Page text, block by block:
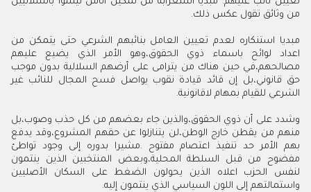
من وثائق تقول عكس ذلك.
مبديا استنكاره لعدم تعيين العامل بنائبهم الشرعي حتى يتمكن من
اعداد لوائح باسماء ذوي الحقوق،وهو الأمر الذي يضيع عليهم
مصالحهم،في حين هناك من يترامى على أرضهم السلالية بدون موجب
حق قانوني،بل إن قائد قيادة نقوب يواصل فسح المجال للنائب غير
الشرعي للقيام بمهام لاقانونية.
وشدد على أن ذوي الحقوق،والذين جاء بعضهم من كل حذب وصوب،بل
منهم من يقطن خارج الوطن،لن يتنازلوا عن حقهم المشروع،وقد يدفع
بهم الأمر حد تنفيذ اعتصام مفتوح .مشيرا بدوره إلى وجود تواطئ
مفضوح من قبل السلطة المحلية،وبعض المنتخبين الذين ينتمون
لنفس الحزب اعلاه الذين يحولون الضغط على السكان الأصليين
واستمالتهم إلى اللون السياسي الذي ينتمون إليه.